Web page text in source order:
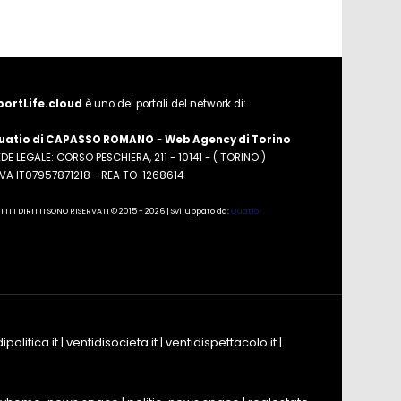
è uno dei portali del network di:
di CAPASSO ROMANO -Web Agency di Torino
LEGALE: CORSO PESCHIERA, 211 - 10141 - ( TORINO )
IT07957871218 - REA TO-1268614
I DIRITTI SONO RISERVATI © 2015 - 2026 | Sviluppato da:Quatio
| ventidisocieta.it| ventidispettacolo.it|